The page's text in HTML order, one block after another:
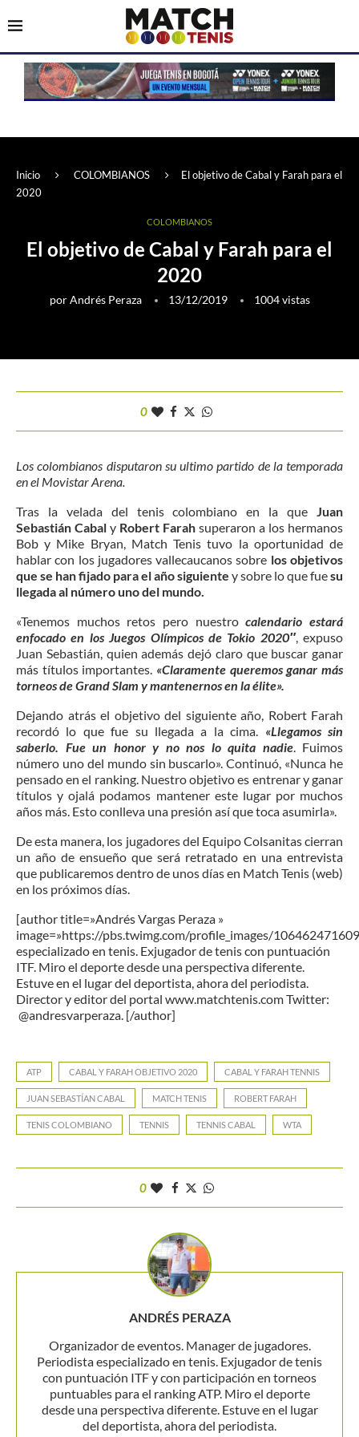
Inicio COLOMBIANOS
El objetivo de Cabal y Farah para el
2020
COLOMBIANOS
El objetivo de Cabal y Farah para el
2020
porAndrés Peraza 13/12/2019 1004vistas
0
Los colombianos disputaron su ultimo partido de la temporada
en el Movistar Arena.
Tras la velada del tenis colombiano en la que Juan
Sebastián Cabal y Robert Farah superaron a los hermanos
Bob y Mike Bryan, Match Tenis tuvo la oportunidad de
hablar con los jugadores vallecaucanos sobre los objetivos
que se han fijado para el año siguiente y sobre lo que fuesu
llegada al número uno del mundo.
«Tenemos muchos retos pero nuestrocalendario estará
enfocado en los Juegos Olímpicos de Tokio 2020″, expuso
Juan Sebastián, quien además dejó claro que buscar ganar
más títulos importantes. «Claramente queremos ganar más
torneos de Grand Slam y mantenernos en la élite».
Dejando atrás el objetivo del siguiente año, Robert Farah
recordó lo que fue su llegada a la cima. «Llegamos sin
saberlo. Fue un honor y no nos lo quita nadie. Fuimos
número uno del mundo sin buscarlo». Continuó, «Nunca he
pensado en el ranking. Nuestro objetivo es entrenar y ganar
títulos y ojalá podamos mantener este lugar por muchos
años más. Esto conlleva una presión así que toca asumirla».
De esta manera, los jugadores del Equipo Colsanitas cierran
un año de ensueño que será retratado en una entrevista
que publicaremos dentro de unos días en Match Tenis (web)
en los próximos días.
[author title=»Andrés Vargas Peraza »
image=»https://pbs.twimg.com/profile_images/
especializado en tenis. Exjugador de tenis con puntuación
ITF. Miro el deporte desde una perspectiva diferente.
Estuve en el lugar del deportista, ahora del periodista.
Director y editor del portal www.matchtenis.com Twitter:
@andresvarperaza. [/author]
ATP CABAL Y FARAH OBJETIVO 2020 CABAL Y FARAH TENNIS
JUAN SEBASTÍAN CABAL MATCH TENIS ROBERT FARAH
TENIS COLOMBIANO TENNIS TENNIS CABAL WTA
0
ANDRÉS PERAZA
Organizador de eventos. Manager de jugadores.
Periodista especializado en tenis. Exjugador de tenis
con puntuación ITF y con participación en torneos
puntuables para el ranking ATP. Miro el deporte
desde una perspectiva diferente. Estuve en el lugar
del deportista, ahora del periodista.